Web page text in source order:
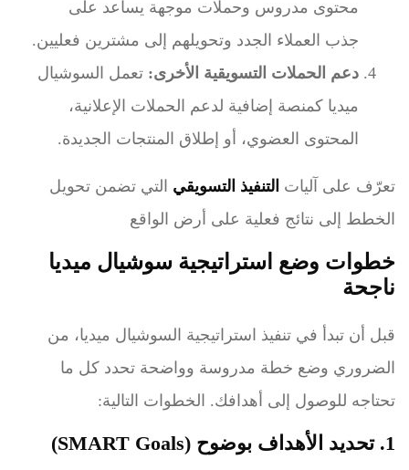
محتوى مدروس وحملات موجهة يساعد على
جذب العملاء الجدد وتحويلهم إلى مشترين فعليين.
دعم الحملات التسويقية الأخرى: تعمل السوشيال
ميديا كمنصة إضافية لدعم الحملات الإعلانية،
المحتوى العضوي، أو إطلاق المنتجات الجديدة.
تعرّف على آليات التنفيذ التسويقي التي تضمن تحويل
الخطط إلى نتائج فعلية على أرض الواقع
خطوات وضع استراتيجية سوشيال ميديا
ناجحة
قبل أن تبدأ في تنفيذ استراتيجية السوشيال ميديا، من
الضروري وضع خطة مدروسة وواضحة تحدد كل ما
تحتاجه للوصول إلى أهدافك. الخطوات التالية:
1. تحديد الأهداف بوضوح (SMART Goals)